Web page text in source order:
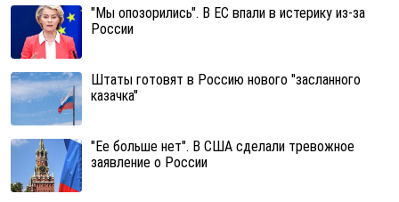
"Мы опозорились". В ЕС впали в истерику из-за
России
Штаты готовят в Россию нового "засланного
казачка"
"Ее больше нет". В США сделали тревожное
заявление о России